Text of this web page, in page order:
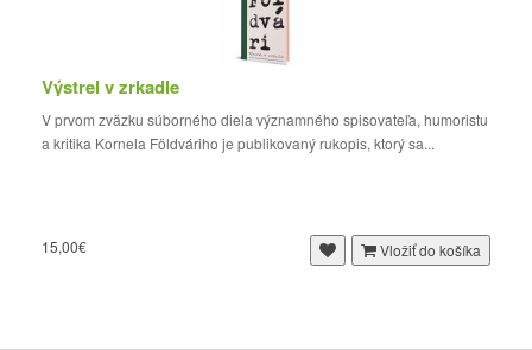
Výstrel v zrkadle
V prvom zväzku súborného diela významného spisovateľa, humoristu
a kritika Kornela Földváriho je publikovaný rukopis, ktorý sa...
15,00€ Vložiť do košíka